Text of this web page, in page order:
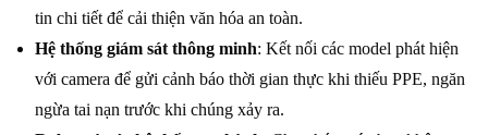
tin chi tiết để cải thiện văn hóa an toàn.
Hệ thống giám sát thông minh: Kết nối các model phát hiện
với camera để gửi cảnh báo thời gian thực khi thiếu PPE, ngăn
ngừa tai nạn trước khi chúng xảy ra.